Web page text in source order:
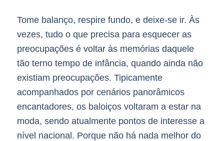
Tome balanço, respire fundo, e deixe-se ir. Às
vezes, tudo o que precisa para esquecer as
preocupações é voltar às memórias daquele
tão terno tempo de infância, quando ainda não
existiam preocupações. Tipicamente
acompanhados por cenários panorâmicos
encantadores, os baloiços voltaram a estar na
moda, sendo atualmente pontos de interesse a
nível nacional. Porque não há nada melhor do